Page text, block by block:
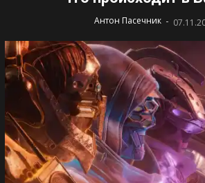
Антон Пасечник -